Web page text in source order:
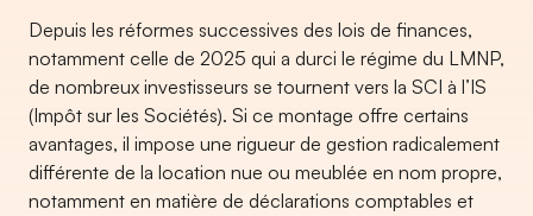
Depuis les réformes successives des lois de finances,
notamment celle de 2025 qui a durci le régime du LMNP,
de nombreux investisseurs se tournent vers la SCI à l’IS
(Impôt sur les Sociétés). Si ce montage offre certains
avantages, il impose une rigueur de gestion radicalement
différente de la location nue ou meublée en nom propre,
notamment en matière de déclarations comptables et